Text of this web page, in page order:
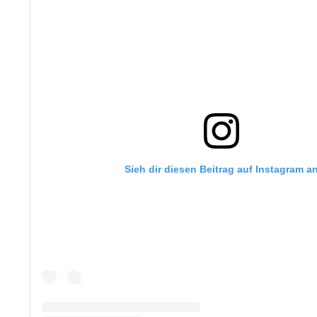
Sieh dir diesen Beitrag auf Instagram